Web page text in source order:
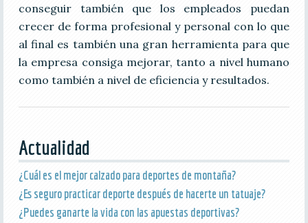
conseguir también que los empleados puedan
crecer de forma profesional y personal con lo que
al final es también una gran herramienta para que
la empresa consiga mejorar, tanto a nivel humano
como también a nivel de eficiencia y resultados.
Actualidad
¿Cuál es el mejor calzado para deportes de montaña?
¿Es seguro practicar deporte después de hacerte un tatuaje?
¿Puedes ganarte la vida con las apuestas deportivas?